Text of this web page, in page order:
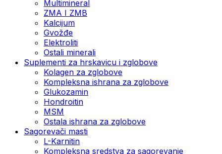
Multimineral
ZMA I ZMB
Kalcijum
Gvožđe
Elektroliti
Ostali minerali
Suplementi za hrskavicu i zglobove
Kolagen za zglobove
Kompleksna ishrana za zglobove
Glukozamin
Hondroitin
MSM
Ostala ishrana za zglobove
Sagorevači masti
L-Karnitin
Kompleksna sredstva za sagorevanje